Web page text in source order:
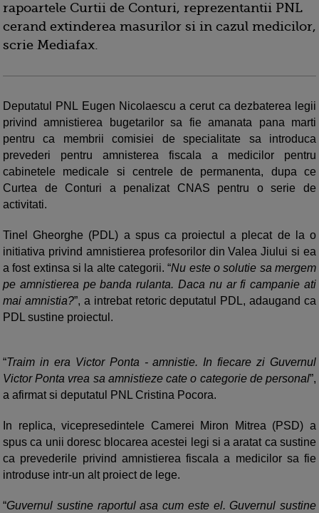
rapoartele Curtii de Conturi, reprezentantii PNL
cerand extinderea masurilor si in cazul medicilor,
scrie Mediafax.
Deputatul PNL Eugen Nicolaescu a cerut ca dezbaterea legii
privind amnistierea bugetarilor sa fie amanata pana marti
pentru ca membrii comisiei de specialitate sa introduca
prevederi pentru amnisterea fiscala a medicilor pentru
cabinetele medicale si centrele de permanenta, dupa ce
Curtea de Conturi a penalizat CNAS pentru o serie de
activitati.
Tinel Gheorghe (PDL) a spus ca proiectul a plecat de la o
initiativa privind amnistierea profesorilor din Valea Jiului si ea
a fost extinsa si la alte categorii. “Nu este o solutie sa mergem
pe amnistierea pe banda rulanta. Daca nu ar fi campanie ati
mai amnistia?”, a intrebat retoric deputatul PDL, adaugand ca
PDL sustine proiectul.
“Traim in era Victor Ponta - amnistie. In fiecare zi Guvernul
Victor Ponta vrea sa amnistieze cate o categorie de personal”,
a afirmat si deputatul PNL Cristina Pocora.
In replica, vicepresedintele Camerei Miron Mitrea (PSD) a
spus ca unii doresc blocarea acestei legi si a aratat ca sustine
ca prevederile privind amnistierea fiscala a medicilor sa fie
introduse intr-un alt proiect de lege.
“Guvernul sustine raportul asa cum este el. Guvernul sustine